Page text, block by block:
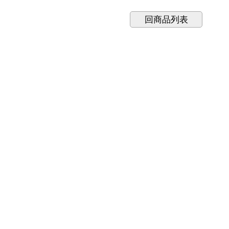
回商品列表